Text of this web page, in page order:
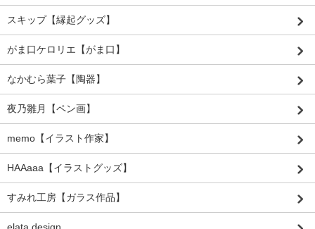
スキップ【縁起グッズ】
がま口ケロリエ【がま口】
なかむら葉子【陶器】
夜乃雛月【ペン画】
memo【イラスト作家】
HAAaaa【イラストグッズ】
すみれ工房【ガラス作品】
elata design